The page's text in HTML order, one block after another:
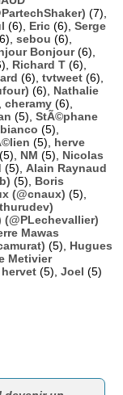
(7),
(6), Eric (6), Serge
sebou (6),
Bonjour(6),
Richard T (6),
(6), tvtweet (6),
(6), Nathalie
cheramy (6),
(5), StÃ©phane
(5),
(5), herve
(5), NM (5), Nicolas
(5), Alain Raynaud
(5), Boris
(@cnaux) (5),
(@PLechevallier)
Mawas
(5), Hugues
Metivier
hervet (5), Joel (5)